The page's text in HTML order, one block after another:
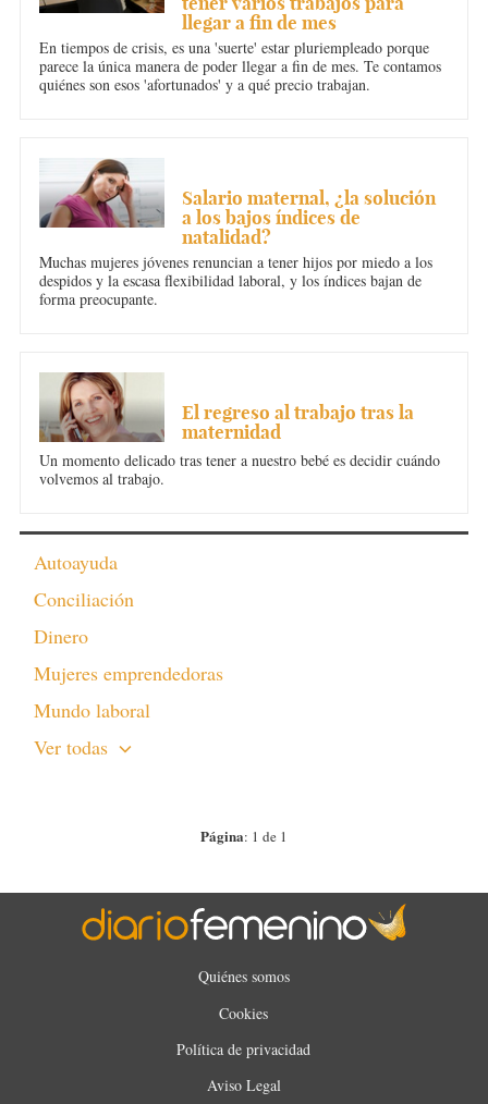
llegar a fin de mes
En tiempos de crisis, es una 'suerte' estar pluriempleado porque
parece la única manera de poder llegar a fin de mes. Te contamos
quiénes son esos 'afortunados' y a qué precio trabajan.
Salario maternal, ¿la solución
a los bajos índices de
natalidad?
Muchas mujeres jóvenes renuncian a tener hijos por miedo a los
despidos y la escasa flexibilidad laboral, y los índices bajan de
forma preocupante.
El regreso al trabajo tras la
maternidad
Un momento delicado tras tener a nuestro bebé es decidir cuándo
volvemos al trabajo.
Autoayuda
Conciliación
Dinero
Mujeres emprendedoras
Mundo laboral
Ver todas
Página: 1 de 1
Quiénes somos
Cookies
Política de privacidad
Aviso Legal